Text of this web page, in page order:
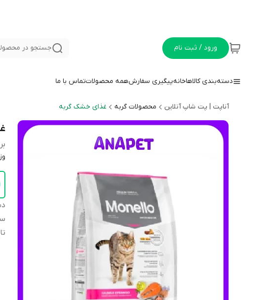
ورود / ثبت نام جستجو در
دسته‌بندی کالاهاخانهپیگیری سفارشهمه محصولاتتماس با ما
آناپت | پت شاپ آنلاین محصولات گربه غذای خشک گربه